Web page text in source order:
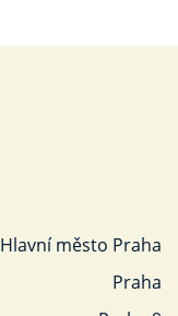
Hlavní město Praha
Praha